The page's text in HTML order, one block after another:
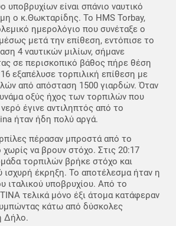
υποβρυχίων είναι σπάνιο ναυτικό
ο κ.Θωκταρίδης. Το HMS Torbay,
ημερολόγιο που συνέταξε ο
μετά την επίθεση, εντόπισε το
4 ναυτικών μιλίων, σήμανε
σε περισκοπικό βάθος πήρε θέση
εξαπέλυσε τορπιλική επίθεση με
από απόσταση 1500 γιαρδών. Όταν
οξύς ήχος των τορπιλών που
έγινε αντιληπτός από το
ήταν ήδη πολύ αργά.
πέρασαν μπροστά από το
χωρίς να βρουν στόχο. Στις 20:17
τορπιλών βρήκε στόχο και
ισχυρή έκρηξη. Το αποτέλεσμα ήταν η
ιταλικού υποβρυχίου. Από το
τελικά μόνο έξι άτομα κατάφεραν
κάτω από δύσκολες
Δήλο.